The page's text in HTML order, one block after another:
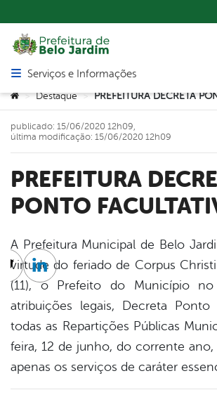
Abrir menu principal de navegação
Serviços e Informações
Você está aqui:
> Destaque > PREFEITURA DECRETA
PREFEITURA DECRETA
PONTO
publicado: 15/06/2020 12h09,
última modificação: 15/06/2020 12h09
A Prefeitura Municipal de Belo
virtude do feriado de Corpus
(11), o Prefeito do Município
atribuições legais, Decreta Ponto
todas as Repartições Públicas
feira, 12 de junho, do corrente
apenas os serviços de caráter
Twitter
Linkedin